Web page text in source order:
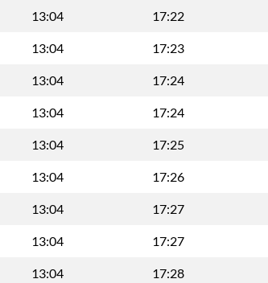
13:04 17:22
13:04 17:23
13:04 17:24
13:04 17:24
13:04 17:25
13:04 17:26
13:04 17:27
13:04 17:27
13:04 17:28